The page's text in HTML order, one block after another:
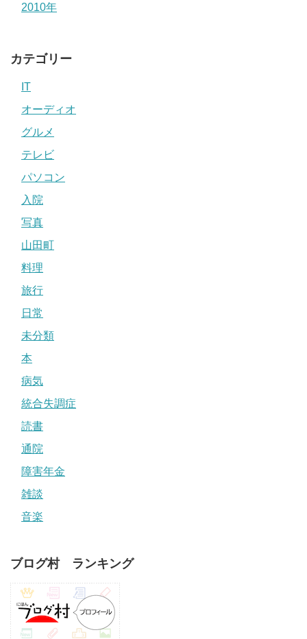
2010年
カテゴリー
IT
オーディオ
グルメ
テレビ
パソコン
入院
写真
山田町
料理
旅行
日常
未分類
本
病気
統合失調症
読書
通院
障害年金
雑談
音楽
ブログ村 ランキング